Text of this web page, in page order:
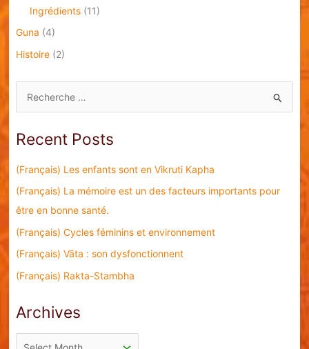
Ingrédients(11)
Guna (4)
Histoire(2)
e
r
c
h
f
o
Recent Posts
(Français) Les enfants sont en Vikruti Kapha
(Français) La mémoire est un des facteurs importants pour
être en bonne santé.
(Français) Cycles féminins et environnement
(Français) Vāta : son dysfonctionnent
(Français) Rakta-Stambha
Archives